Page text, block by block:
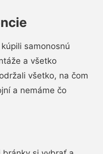
samonosnú
a všetko
všetko, na čom
a nemáme čo